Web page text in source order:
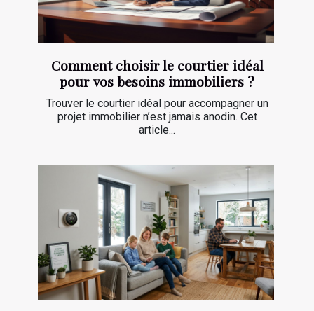
Comment choisir le courtier idéal
pour vos besoins immobiliers ?
Trouver le courtier idéal pour accompagner un
projet immobilier n’est jamais anodin. Cet
article...